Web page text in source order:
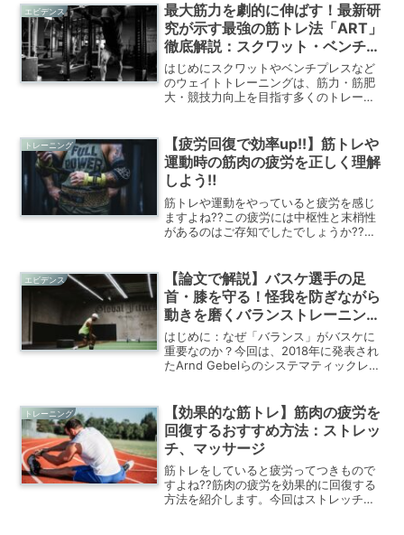
エビデンス
最大筋力を劇的に伸ばす！最新研
究が示す最強の筋トレ法「ART」
徹底解説：スクワット・ベンチプ
レスの効果を最大化‼
はじめにスクワットやベンチプレスなど
のウェイトトレーニングは、筋力・筋肥
大・競技力向上を目指す多くのトレーニ
ニングの成果を測る最も直接的な指標と
され、競技者だけでなく...
トレーニング
【疲労回復で効率up!!】筋トレや
運動時の筋肉の疲労を正しく理解
しよう‼
筋トレや運動をやっていると疲労を感じ
ますよね??この疲労には中枢性と末梢性
があるのはご存知でしたでしょうか??今
エビデンス
【論文で解説】バスケ選手の足
首・膝を守る！怪我を防ぎながら
動きを磨くバランストレーニング
の科学的戦略
はじめに：なぜ「バランス」がバスケに
重要なのか？今回は、2018年に発表され
たArnd Gebelらのシステマティックレビ
ットボールは、急激な方向転換、ジャン
プ、着地、...
トレーニング
【効果的な筋トレ】筋肉の疲労を
回復するおすすめ方法：ストレッ
チ、マッサージ
筋トレをしていると疲労ってつきもので
すよね??筋肉の疲労を効果的に回復する
方法を紹介します。今回はストレッチと